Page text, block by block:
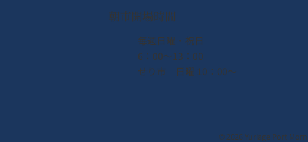
呢？我們將在早市舉辦舊衣回
收活動！
朝市開場時間
​毎週日曜・祝日
6：00〜13：00
せり市 日曜 10：00〜
© 2026 Yuriage Port